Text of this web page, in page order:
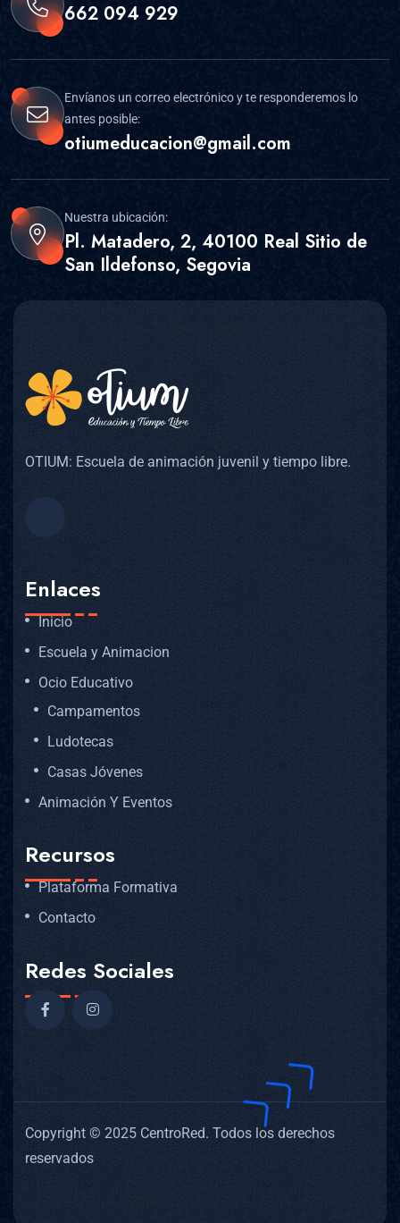
662 094 929
Envíanos un correo electrónico y te responderemos lo
antes posible:
otiumeducacion@gmail.com
Nuestra ubicación:
Pl. Matadero, 2, 40100 Real Sitio de
San Ildefonso, Segovia
OTIUM: Escuela de animación juvenil y tiempo libre.
Enlaces
Inicio
Escuela y Animacion
Ocio Educativo
Campamentos
Ludotecas
Casas Jóvenes
Animación Y Eventos
Recursos
Plataforma Formativa
Contacto
Redes Sociales
Copyright © 2025 CentroRed. Todos los derechos
reservados